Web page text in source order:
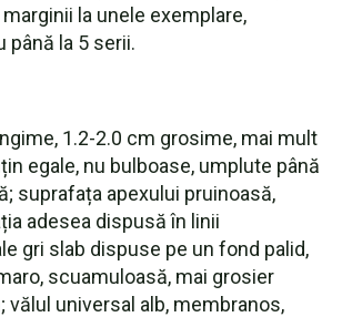
la unele exemplare,
până la 5 serii.
1.2-2.0 cm grosime, mai mult
egale, nu bulboase, umplute până
suprafața apexului pruinoasă,
adesea dispusă în linii
gri slab dispuse pe un fond palid,
scuamuloasă, mai grosier
vălul universal alb, membranos,